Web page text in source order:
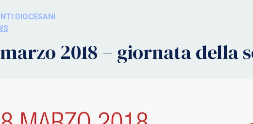
DIOCESANI
marzo 2018 – giornata della